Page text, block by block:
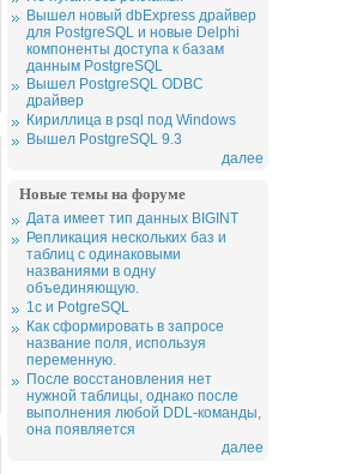
Вышел новый dbExpress драйвер
для PostgreSQL и новые Delphi
компоненты доступа к базам
данным PostgreSQL
Вышел PostgreSQL ODBC
драйвер
Кириллица в psql под Windows
Вышел PostgreSQL 9.3
далее
Новые темы на форуме
Дата имеет тип данных BIGINT
Репликация нескольких баз и
таблиц с одинаковыми
названиями в одну
объединяющую.
1c и PotgreSQL
Как сформировать в запросе
название поля, используя
переменную.
После восстановления нет
нужной таблицы, однако после
выполнения любой DDL-команды,
она появляется
далее